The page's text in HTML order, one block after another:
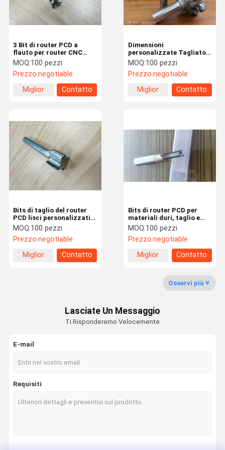
Visita Alla
Fabbrica
Controllo
Della Qualità
Notizie Casi
Lamelle di seghe circolari di diamanti
Dimensioni
personalizzate Tagliatori
PCD per router di taglio
diametro da 1/4 pollice a
1 pollice
MOQ:100 pezzi
Prezzo:negotiable
Miglior
Contatto
3 Bit di router PCD a
flauto per router CNC
senza rivestimento
prestazioni precise
MOQ:100 pezzi
Prezzo:negotiable
Miglior
Contatto
Bits di router PCD per
materiali duri, taglio e
modellazione precisi
MOQ:100 pezzi
Prezzo:negotiable
Miglior
Contatto
Bits di taglio del router
PCD lisci personalizzati
diametro da 1/4 pollice a
1 pollice
MOQ:100 pezzi
Prezzo:negotiable
Miglior
Contatto
Osservi più
Lasciate Un Messaggio
Ti Risponderemo Velocemente
E-mail
Requisiti